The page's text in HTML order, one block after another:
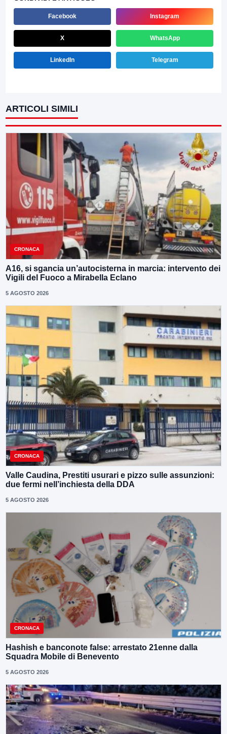
Facebook Instagram
X WhatsApp
LinkedIn Telegram
ARTICOLI SIMILI
CRONACA
A16, si sgancia un’autocisterna in marcia: intervento dei
Vigili del Fuoco a Mirabella Eclano
5 AGOSTO 2026
CRONACA
Valle Caudina, Prestiti usurari e pizzo sulle assunzioni:
due fermi nell’inchiesta della DDA
5 AGOSTO 2026
CRONACA
Hashish e banconote false: arrestato 21enne dalla
Squadra Mobile di Benevento
5 AGOSTO 2026